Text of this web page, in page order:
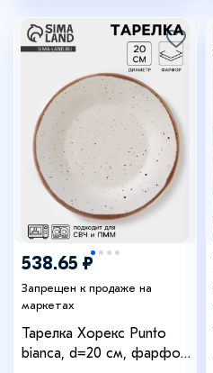
538.65 ₽
Запрещен к продаже на
маркетах
Тарелка Хорекс Punto
bianca, d=20 см, фарфор,